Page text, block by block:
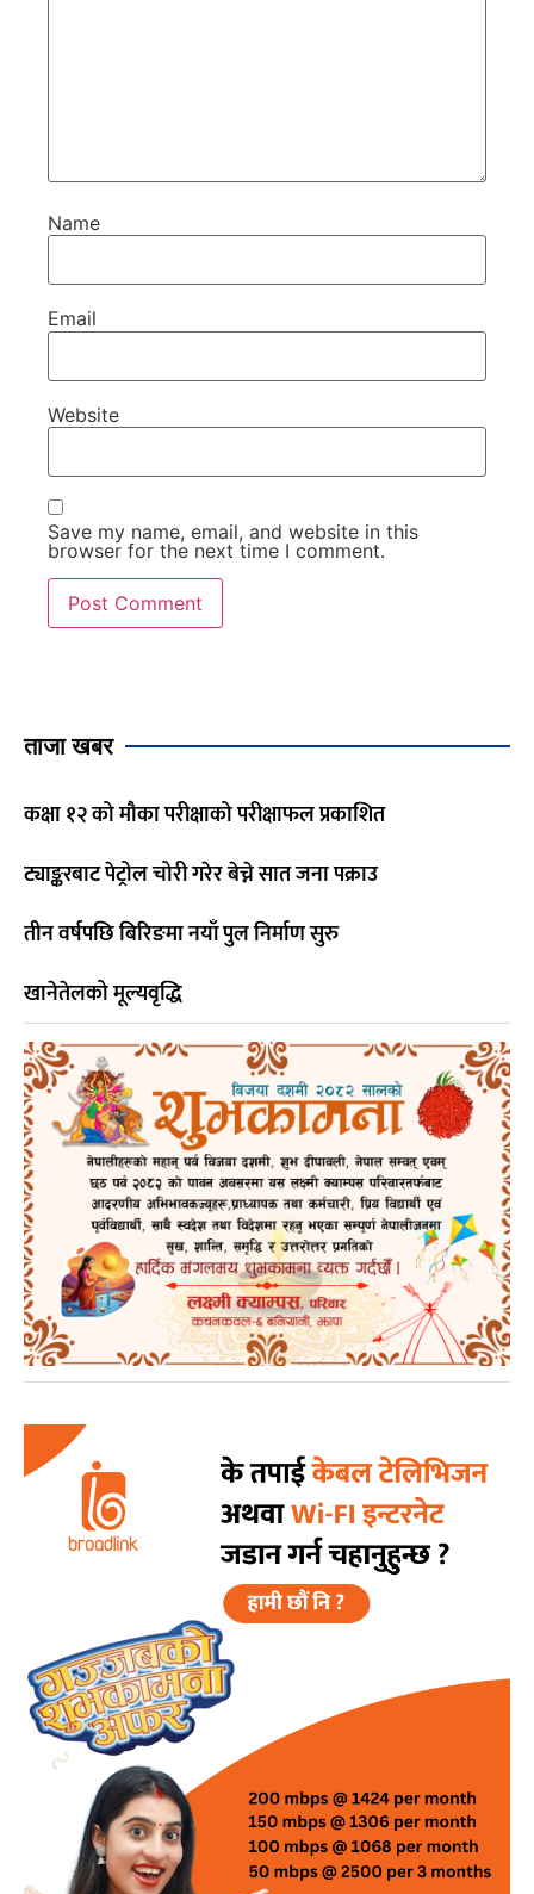
Name
Email
Website
Save my name, email, and website in this
browser for the next time I comment.
ताजा खबर
कक्षा १२ को मौका परीक्षाको परीक्षाफल प्रकाशित
ट्याङ्करबाट पेट्रोल चोरी गरेर बेच्ने सात जना पक्राउ
तीन वर्षपछि बिरिङमा नयाँ पुल निर्माण सुरु
खानेतेलको मूल्यवृद्धि